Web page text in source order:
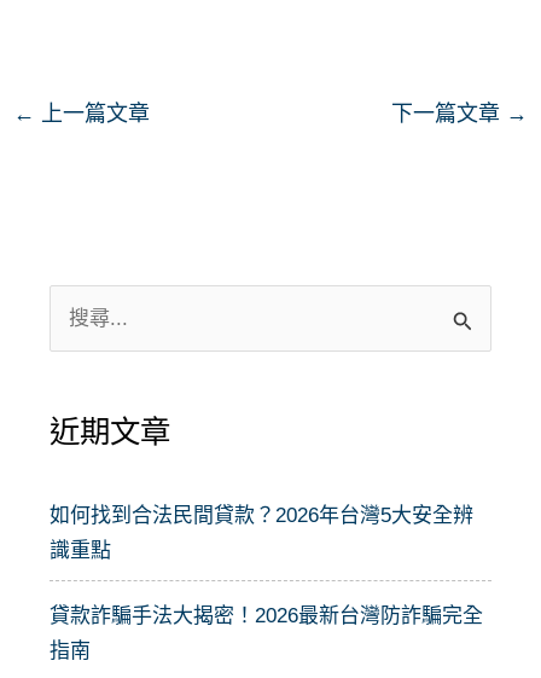
← 上一篇文章 下一篇文章 →
尋
鍵
:
近期文章
如何找到合法民間貸款？2026年台灣5大安全辨
識重點
貸款詐騙手法大揭密！2026最新台灣防詐騙完全
指南